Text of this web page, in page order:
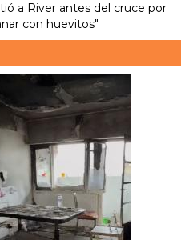
a River antes del cruce por
con huevitos"